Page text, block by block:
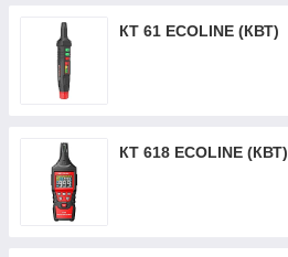
КТ 61 ECOLINE (КВТ)
КТ 618 ECOLINE (КВТ)